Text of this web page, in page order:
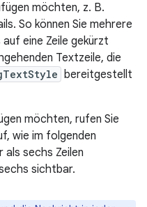
möchten, z. B.
So können Sie mehrere
eine Zeile gekürzt
Textzeile, die
bereitgestellt
möchten, rufen Sie
wie im folgenden
als sechs Zeilen
sichtbar.